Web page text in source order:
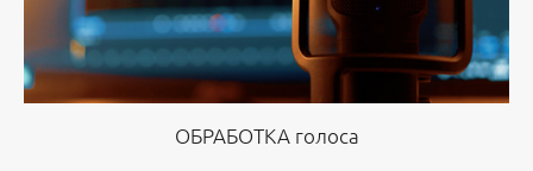
ОБРАБОТКА голоса